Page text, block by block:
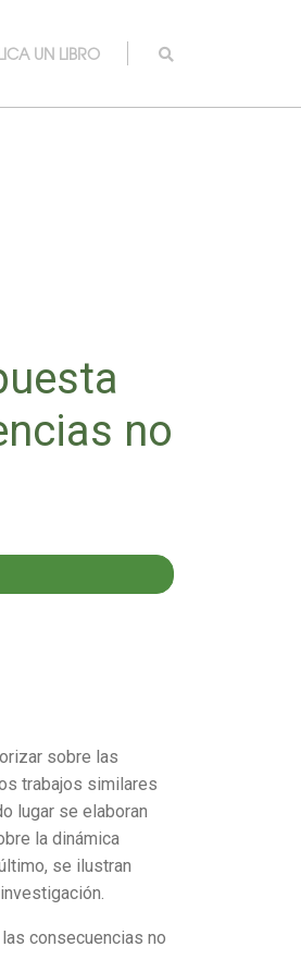
UN LIBRO
no
sobre las
trabajos similares
lugar se elaboran
la dinámica
se ilustran
consecuencias no